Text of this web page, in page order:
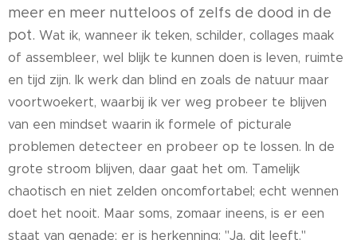
meer en meer nutteloos of zelfs de dood in de
pot. Wat ik, wanneer ik teken, schilder, collages maak
of assembleer, wel blijk te kunnen doen is leven, ruimte
en tijd zijn. Ik werk dan blind en zoals de natuur maar
voortwoekert, waarbij ik ver weg probeer te blijven
van een mindset waarin ik formele of picturale
problemen detecteer en probeer op te lossen. In de
grote stroom blijven, daar gaat het om. Tamelijk
chaotisch en niet zelden oncomfortabel; echt wennen
doet het nooit. Maar soms, zomaar ineens, is er een
staat van genade; er is herkenning: "Ja, dit leeft."